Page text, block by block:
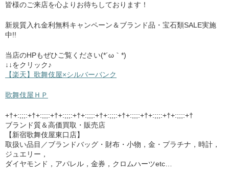
皆様のご来店を心よりお待ちしております！
新規質入れ金利無料キャンペーン＆ブランド品・宝石類SALE実施
中!!
当店のHPもぜひご覧ください(*´ω｀*)
↓↓をクリック♪
【楽天】歌舞伎屋×シルバーバンク
歌舞伎屋ＨＰ
+†+:;;;:+†+:;;;:+†+:;;;:+†+:;;;:+†+:;;;:+†+:;;;:+†+:;;;:+†+:;;;:+†
ブランド質＆高価買取・販売店
【新宿歌舞伎屋東口店】
取扱い品目／ブランドバッグ・財布・小物，金・プラチナ，時計，
ジュエリー，
ダイヤモンド，アパレル，金券，クロムハーツetc…